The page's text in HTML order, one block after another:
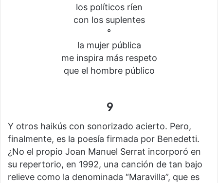
los políticos ríen
con los suplentes
°
la mujer pública
me inspira más respeto
que el hombre público
9
Y otros haikús con sonorizado acierto. Pero,
finalmente, es la poesía firmada por Benedetti.
¿No el propio Joan Manuel Serrat incorporó en
su repertorio, en 1992, una canción de tan bajo
relieve como la denominada “Maravilla”, que es